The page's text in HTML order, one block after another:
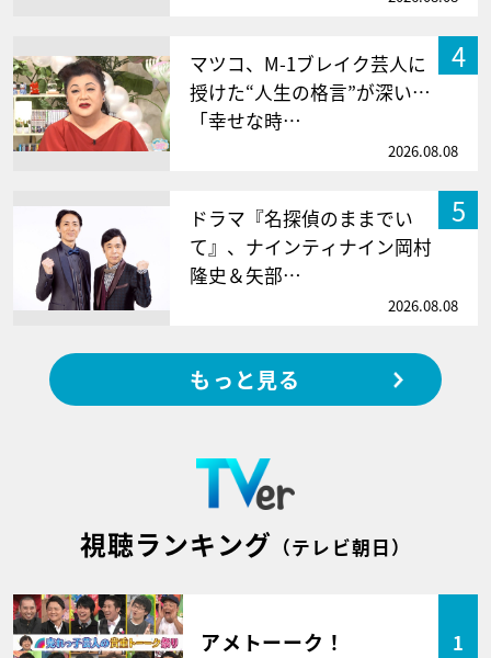
4
マツコ、M-1ブレイク芸人に
授けた“人生の格言”が深い…
「幸せな時…
2026.08.08
5
ドラマ『名探偵のままでい
て』、ナインティナイン岡村
隆史＆矢部…
2026.08.08
もっと見る
視聴ランキング （テレビ朝日）
アメトーーク！ 1